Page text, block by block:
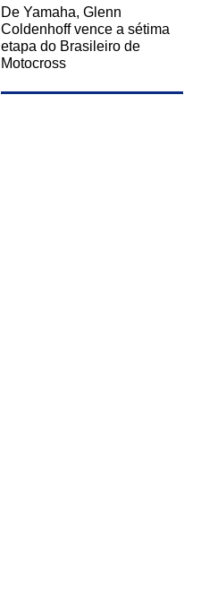
De Yamaha, Glenn
Coldenhoff vence a sétima
etapa do Brasileiro de
Motocross